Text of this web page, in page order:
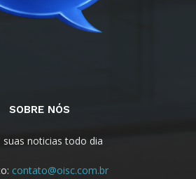
SOBRE NÓS
suas noticias todo dia
contato@oisc.com.br